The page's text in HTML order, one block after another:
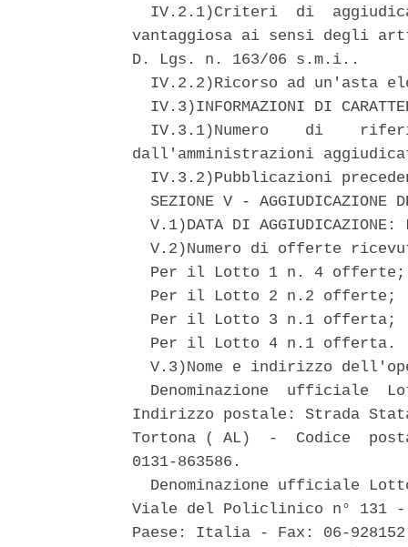
IV.2.1)Criteri  di
vantaggiosa ai sensi degli
D. Lgs. n. 163/06 s.m.i..
IV.2.2)Ricorso ad un'asta
IV.3)INFORMAZIONI DI
IV.3.1)Numero    di
dall'amministrazioni
IV.3.2)Pubblicazioni
SEZIONE V - AGGIUDICAZIONE
V.1)DATA DI
V.2)Numero di offerte
Per il Lotto 1 n. 4
  Per il Lotto 2 n.2 offerte;
  Per il Lotto 3 n.1 offerta;
  Per il Lotto 4 n.1 offerta.
V.3)Nome e indirizzo
Denominazione  ufficiale
Indirizzo postale: Strada
Tortona ( AL)  -  Codice
0131-863586.
Denominazione ufficiale
Viale del Policlinico n° 131 -
Paese: Italia - Fax: 06-